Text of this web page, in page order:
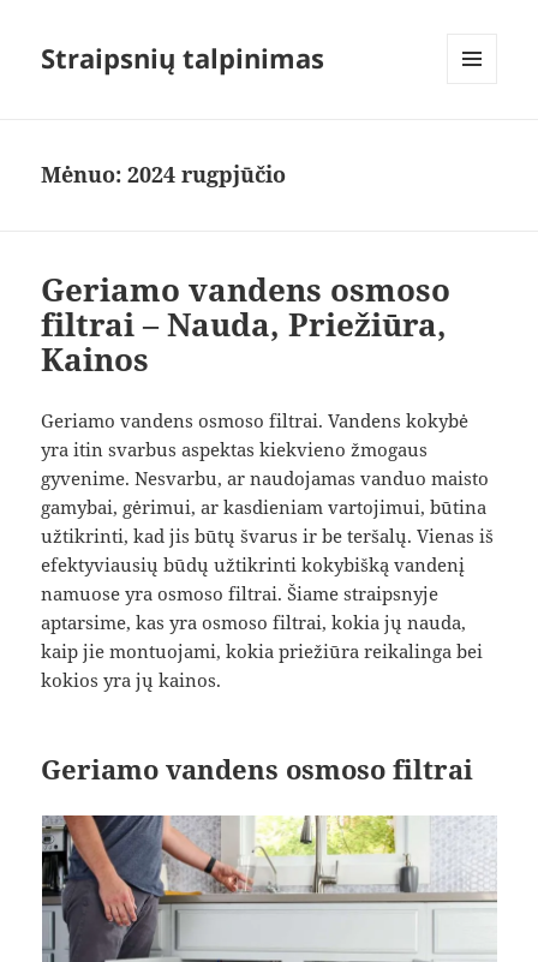
Straipsnių talpinimas
Mėnuo:2024 rugpjūčio
Geriamo vandens osmoso
filtrai – Nauda, Priežiūra,
Kainos
Geriamo vandens osmoso filtrai. Vandens kokybė
yra itin svarbus aspektas kiekvieno žmogaus
gyvenime. Nesvarbu, ar naudojamas vanduo maisto
gamybai, gėrimui, ar kasdieniam vartojimui, būtina
užtikrinti, kad jis būtų švarus ir be teršalų. Vienas iš
efektyviausių būdų užtikrinti kokybišką vandenį
namuose yra osmoso filtrai. Šiame straipsnyje
aptarsime, kas yra osmoso filtrai, kokia jų nauda,
kaip jie montuojami, kokia priežiūra reikalinga bei
kokios yra jų kainos.
Geriamo vandens osmoso filtrai